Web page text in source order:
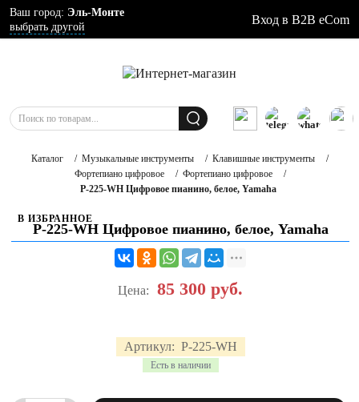
Ваш город: Эль-Монте
выбрать другой
Вход в B2B eCom
Каталог / Музыкальные инструменты / Клавишные инструменты
/
Фортепиано цифровое
/ Фортепиано цифровое
/
P-225-WH Цифровое пианино, белое, Yamaha
В ИЗБРАННОЕ
P-225-WH Цифровое пианино, белое, Yamaha
Артикул: P-225-WH
Есть в наличии
Цена: 85 300 руб.